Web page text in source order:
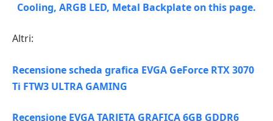
Altri:
Recensione scheda grafica EVGA GeForce RTX 3070
Ti FTW3 ULTRA GAMING
Recensione EVGA TARJETA GRAFICA 6GB GDDR6